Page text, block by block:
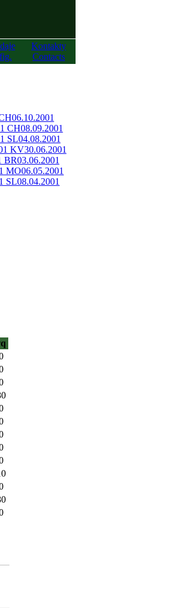
Kontakty
Contacts
06.10.2001
CH08.09.2001
SL04.08.2001
KV30.06.2001
BR03.06.2001
MO06.05.2001
SL08.04.2001